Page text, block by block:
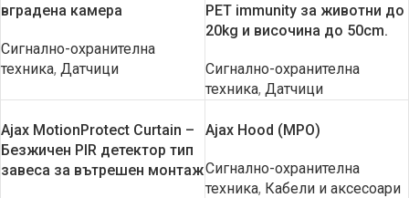
вградена камера
Сигнално-охранителна
техника, Датчици
PET immunity за животни до
20kg и височина до 50cm.
Сигнално-охранителна
техника, Датчици
Ajax MotionProtect Curtain –
Безжичен PIR детектор тип
завеса за вътрешен монтаж
Ajax Hood (MPO)
Сигнално-охранителна
техника, Кабели и аксесоари